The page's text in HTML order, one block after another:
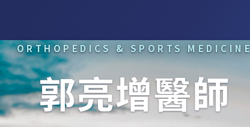
ORTHOPEDICS & SPORTS MEDICINE
郭亮增醫師